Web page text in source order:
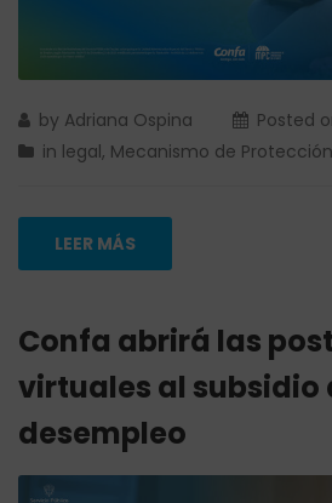
by Adriana Ospina Posted
in legal, Mecanismo de Protección
LEER MÁS
Confa abrirá las
virtuales al subsidio
desempleo